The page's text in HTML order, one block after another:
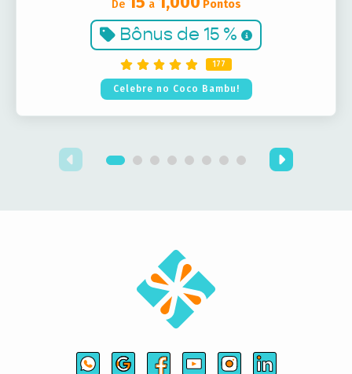
De
a Pontos
Bônus de 15 %
177
Celebre no Coco Bambu!